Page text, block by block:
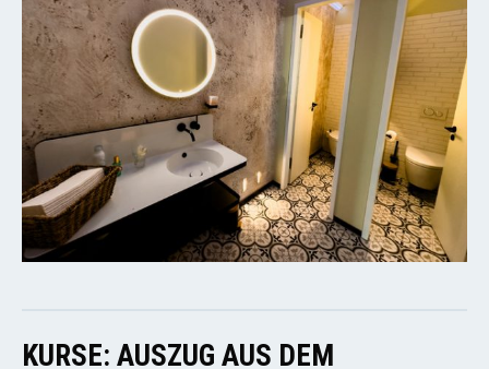
KURSE: AUSZUG AUS DEM